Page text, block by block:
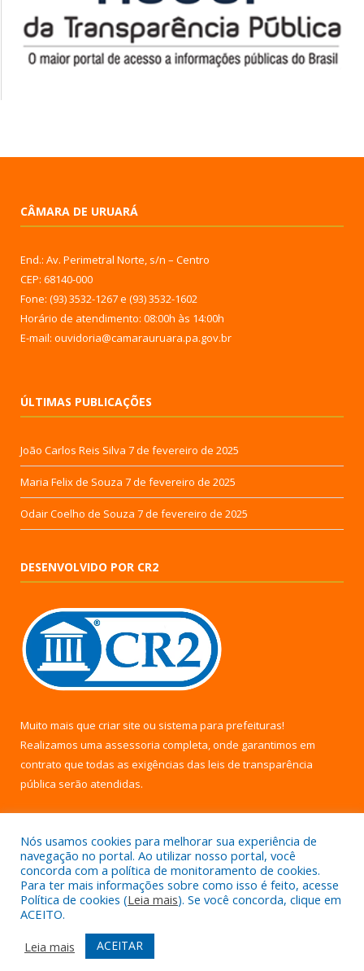
CÂMARA DE URUARÁ
End.: Av. Perimetral Norte, s/n – Centro
CEP: 68140-000
Fone: (93) 3532-1267 e (93) 3532-1602
Horário de atendimento: 08:00h às 14:00h
E-mail: ouvidoria@camarauruara.pa.gov.br
ÚLTIMAS PUBLICAÇÕES
João Carlos Reis Silva 7 de fevereiro de 2025
Maria Felix de Souza 7 de fevereiro de 2025
Odair Coelho de Souza 7 de fevereiro de 2025
DESENVOLVIDO POR CR2
Muito mais que criar site ou sistema para prefeituras!
Realizamos uma assessoria completa, onde garantimos em
contrato que todas as exigências das leis de transparência
pública serão atendidas.
Todos os direitos reservados a Câmara Municipal de Uruará.
Mapa do Site
Acessar Área Administrativa
Acessar Webmail
Nós usamos cookies para melhorar sua experiência de
navegação no portal. Ao utilizar nosso portal, você
concorda com a política de monitoramento de cookies.
Para ter mais informações sobre como isso é feito, acesse
Política de cookies (Leia mais). Se você concorda, clique em
ACEITO.
Leia mais
ACEITAR